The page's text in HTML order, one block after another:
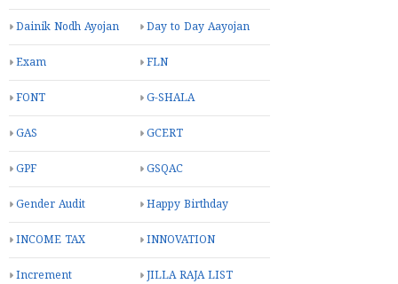
Dainik Nodh Ayojan Day to Day Aayojan
Exam FLN
FONT G-SHALA
GAS GCERT
GPF GSQAC
Gender Audit Happy Birthday
INCOME TAX INNOVATION
Increment JILLA RAJA LIST